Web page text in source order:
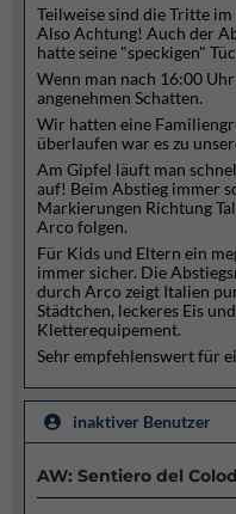
Teilweise sind die Tritte
Also Achtung! Auch der
hatte seine "speckigen"
Wenn man nach 16:00
angenehmen Schatten.
Wir hatten eine
überlaufen war es zu
Am Gipfel läuft man
auf! Beim Abstieg immer
Markierungen Richtung
Arco folgen.
Für Kids und Eltern ein
immer sicher. Die
durch Arco zeigt Italien
Städtchen, leckeres Eis
Kletterequipement.
Sehr empfehlenswert für
inaktiver Benutzer
AW: Sentiero del